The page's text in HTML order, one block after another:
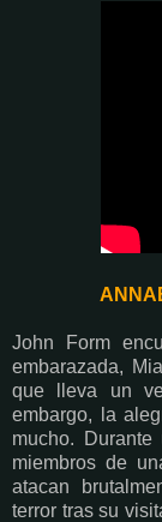
John Form
embarazada,
que lleva un
embargo, la
mucho.
miembros de
atacan
terror tras su